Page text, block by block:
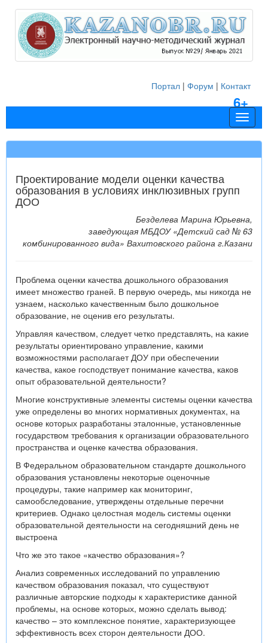
Портал | Форум | Контакт
6+
Проектирование модели оценки качества
образования в условиях инклюзивных групп
ДОО
Безделева Марина Юрьевна,
заведующая МБДОУ «Детский сад № 63
комбинированного вида» Вахитовского района г.Казани
Проблема оценки качества дошкольного образования
имеет множество граней. В первую очередь, мы никогда не
узнаем, насколько качественным было дошкольное
образование, не оценив его результаты.
Управляя качеством, следует четко представлять, на какие
результаты ориентировано управление, какими
возможностями располагает ДОУ при обеспечении
качества, какое господствует понимание качества, каков
опыт образовательной деятельности?
Многие конструктивные элементы системы оценки качества
уже определены во многих нормативных документах, на
основе которых разработаны эталонные, установленные
государством требования к организации образовательного
пространства и оценке качества образования.
В Федеральном образовательном стандарте дошкольного
образования установлены некоторые оценочные
процедуры, такие например как мониторинг,
самообследование, утверждены отдельные перечни
критериев. Однако целостная модель системы оценки
образовательной деятельности на сегодняшний день не
выстроена
Что же это такое «качество образования»?
Анализ современных исследований по управлению
качеством образования показал, что существуют
различные авторские подходы к характеристике данной
проблемы, на основе которых, можно сделать вывод:
качество – это комплексное понятие, характеризующее
эффективность всех сторон деятельности ДОО.